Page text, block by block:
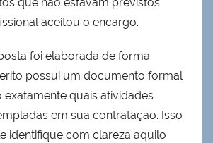
aceitou o encargo.
foi elaborada de forma
possui um documento formal
quais atividades
em sua contratação. Isso
identifique com clareza aquilo